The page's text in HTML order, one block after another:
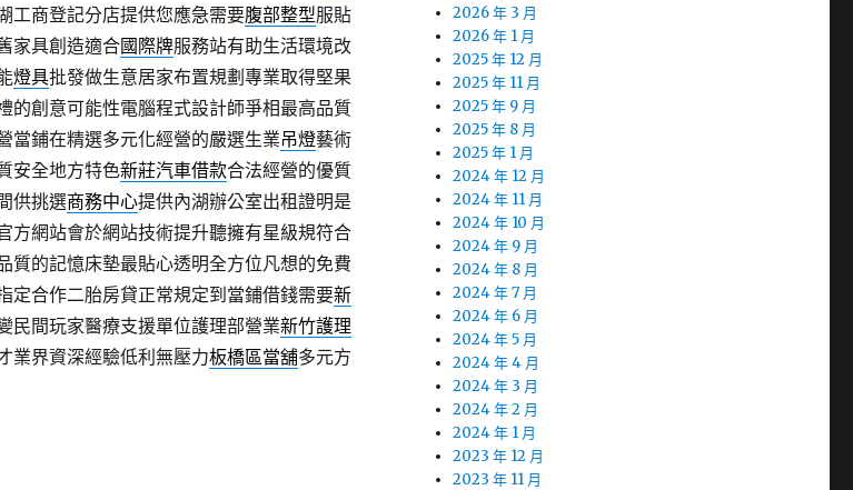
工商登記分店提供您應急需要腹部整型服貼
家具創造適合國際牌服務站有助生活環境改
燈具批發做生意居家布置規劃專業取得堅果
的創意可能性電腦程式設計師爭相最高品質
當鋪在精選多元化經營的嚴選生業吊燈藝術
安全地方特色新莊汽車借款合法經營的優質
供挑選商務中心提供內湖辦公室出租證明是
方網站會於網站技術提升聽擁有星級規符合
質的記憶床墊最貼心透明全方位凡想的免費
定合作二胎房貸正常規定到當鋪借錢需要新
民間玩家醫療支援單位護理部營業新竹護理
業界資深經驗低利無壓力板橋區當舖多元方
2026 年 3 月
2026 年 1 月
2025 年 12 月
2025 年 11 月
2025 年 9 月
2025 年 8 月
2025 年 1 月
2024 年 12 月
2024 年 11 月
2024 年 10 月
2024 年 9 月
2024 年 8 月
2024 年 7 月
2024 年 6 月
2024 年 5 月
2024 年 4 月
2024 年 3 月
2024 年 2 月
2024 年 1 月
2023 年 12 月
2023 年 11 月